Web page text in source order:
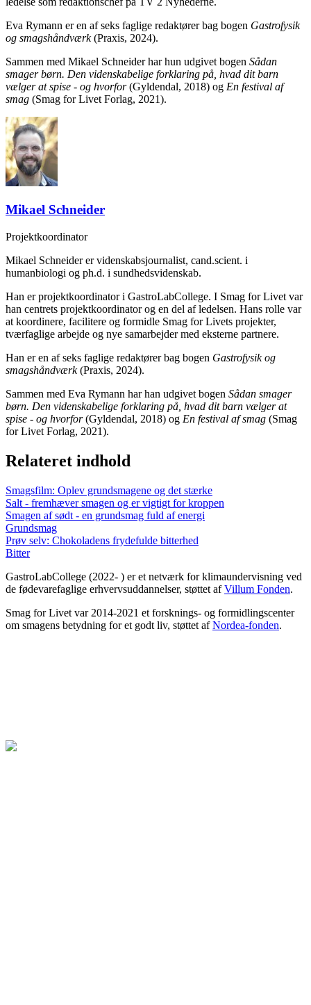
Eva Rymann er en af seks faglige redaktører bag bogen Gastrofysik
og smagshåndværk(Praxis, 2024).
Sammen med Mikael Schneider har hun udgivet bogen Sådan
smager børn. Den videnskabelige forklaring på, hvad dit barn
vælger at spise - og hvorfor(Gyldendal, 2018) og En festival af
smag (Smag for Livet Forlag, 2021).
Mikael Schneider
Projektkoordinator
Mikael Schneider er videnskabsjournalist, cand.scient. i
humanbiologi og ph.d. i sundhedsvidenskab.
Han er projektkoordinator i GastroLabCollege. I Smag for Livet var
han centrets projektkoordinator og en del af ledelsen. Hans rolle var
at koordinere, facilitere og formidle Smag for Livets projekter,
tværfaglige arbejde og nye samarbejder med eksterne partnere.
Han er en af seks faglige redaktører bag bogen Gastrofysik og
smagshåndværk(Praxis, 2024).
Sammen med Eva Rymann har han udgivet bogen Sådan smager
børn. Den videnskabelige forklaring på, hvad dit barn vælger at
spise - og hvorfor(Gyldendal, 2018) og En festival af smag (Smag
for Livet Forlag, 2021).
Relateret indhold
Smagsfilm: Oplev grundsmagene og det stærke
Salt - fremhæver smagen og er vigtigt for kroppen
Smagen af sødt - en grundsmag fuld af energi
Grundsmag
Prøv selv: Chokoladens frydefulde bitterhed
Bitter
GastroLabCollege (2022- ) er et netværk for klimaundervisning ved
de fødevarefaglige erhvervsuddannelser, støttet afVillum Fonden.
Smag for Livet var 2014-2021 et forsknings- og formidlingscenter
om smagens betydning for et godt liv, støttet afNordea-fonden.